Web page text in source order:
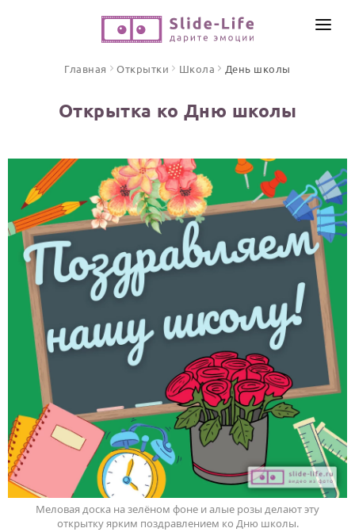
Видео поздравления
Песни поздравления
Открытки
Стихи и тексты
ПРАЗДНИКИ
С Днем рождения
Юбилей
Свадьба
Выпускной
Календарь праздников
КОМУ
Женщине
Мужчине
Маме
ИНСТРУМЕНТЫ
ТЕКСТЫ И ИДЕИ
ЦЕНЫ
ОТЗЫВЫ
Главная Открытки Школа День школы
Открытка ко Дню школы
Меловая доска на зелёном фоне и алые розы делают эту
открытку ярким поздравлением ко Дню школы.